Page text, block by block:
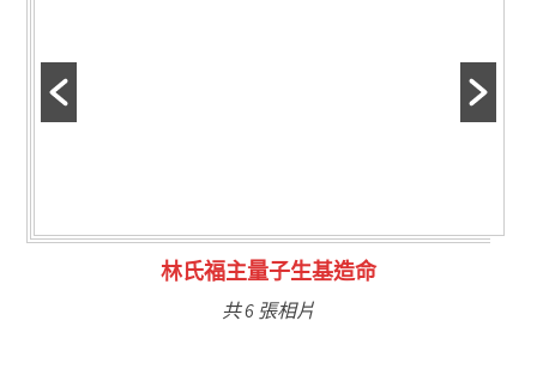
林氏福主量子生基造命
共 6 張相片